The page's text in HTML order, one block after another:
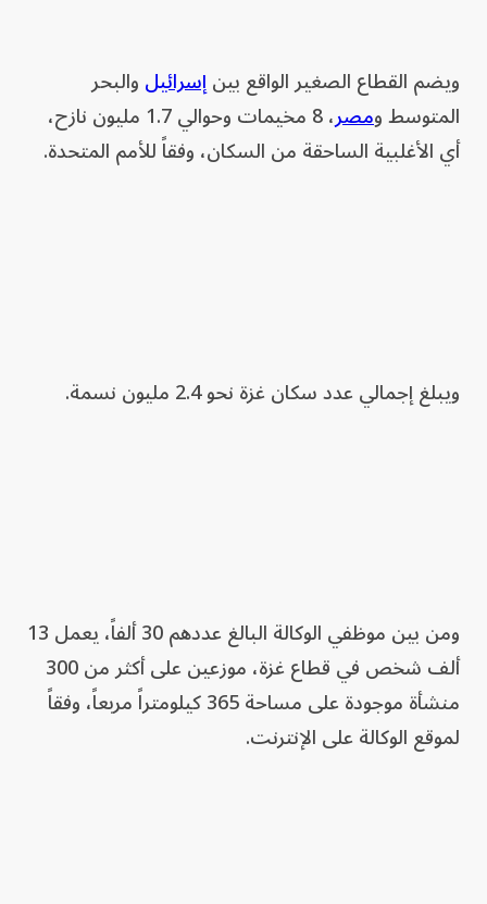
ويضم القطاع الصغير الواقع بينإسرائيلوالبحر
المتوسط ومصر
، 8 مخيمات وحوالي 1.7 مليون نازح،
أي الأغلبية الساحقة من السكان، وفقاً للأمم المتحدة.
ويبلغ إجمالي عدد سكان غزة نحو 2.4 مليون نسمة.
ومن بين موظفي الوكالة البالغ عددهم 30 ألفاً، يعمل 13
ألف شخص في قطاع غزة، موزعين على أكثر من 300
منشأة موجودة على مساحة 365 كيلومتراً مربعاً، وفقاً
لموقع الوكالة على الإنترنت.